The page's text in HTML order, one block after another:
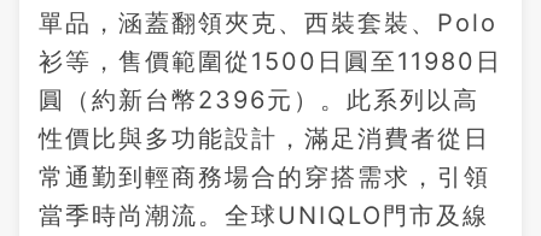
單品，涵蓋翻領夾克、西裝套裝、Polo
衫等，售價範圍從1500日圓至11980日
圓（約新台幣2396元）。此系列以高
性價比與多功能設計，滿足消費者從日
常通勤到輕商務場合的穿搭需求，引領
當季時尚潮流。全球UNIQLO門市及線